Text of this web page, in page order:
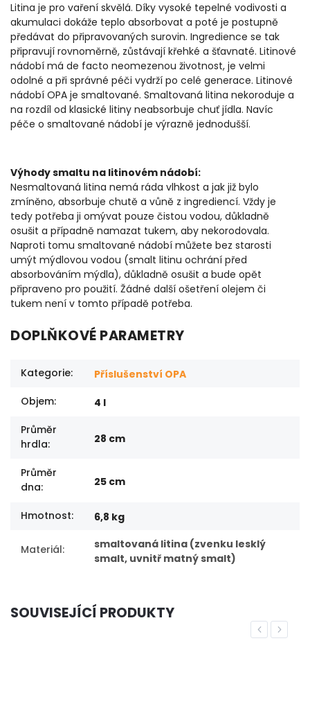
Litina je pro vaření skvělá. Díky vysoké tepelné vodivosti a
akumulaci dokáže teplo absorbovat a poté je postupně
předávat do připravovaných surovin. Ingredience se tak
připravují rovnoměrně, zůstávají křehké a šťavnaté. Litinové
nádobí má de facto neomezenou životnost, je velmi
odolné a při správné péči vydrží po celé generace. Litinové
nádobí OPA je smaltované. Smaltovaná litina nekoroduje a
na rozdíl od klasické litiny neabsorbuje chuť jídla. Navíc
péče o smaltované nádobí je výrazně jednodušší.
Výhody smaltu na litinovém nádobí:
Nesmaltovaná litina nemá ráda vlhkost a jak již bylo
zmíněno, absorbuje chutě a vůně z ingrediencí. Vždy je
tedy potřeba ji omývat pouze čistou vodou, důkladně
osušit a případně namazat tukem, aby nekorodovala.
Naproti tomu smaltované nádobí můžete bez starosti
umýt mýdlovou vodou (smalt litinu ochrání před
absorbováním mýdla), důkladně osušit a bude opět
připraveno pro použití. Žádné další ošetření olejem či
tukem není v tomto případě potřeba.
DOPLŇKOVÉ PARAMETRY
Kategorie:
Příslušenství OPA
Objem:
4 l
Průměr
hrdla: 28 cm
Průměr
dna: 25 cm
Hmotnost: 6,8 kg
Materiál:
smaltovaná litina (zvenku lesklý
smalt, uvnitř matný smalt)
SOUVISEJÍCÍ PRODUKTY
Previous
Next